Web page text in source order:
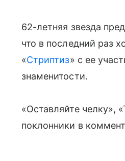
62-летняя звезда
что в последний раз
«Стриптиз» с ее
знаменитости.
«Оставляйте
поклонники в